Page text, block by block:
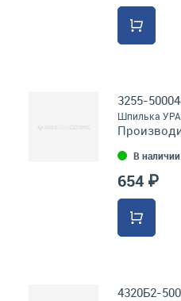
3255-
Шпилька
В
654 ₽
4320Б2-